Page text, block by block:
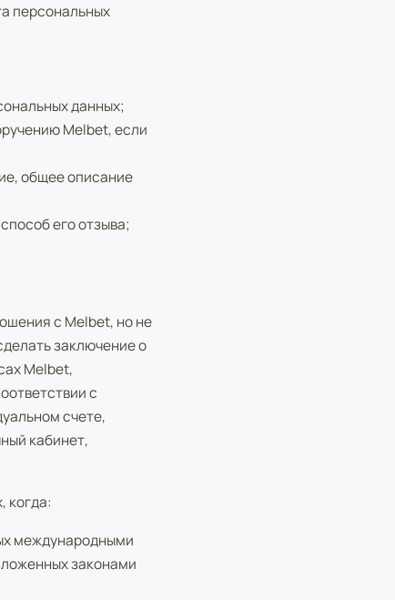
персональных
данных;
Melbet, если
общее описание
его отзыва;
с Melbet, но не
заключение о
Melbet,
с
счете,
кабинет,
когда:
международными
законами